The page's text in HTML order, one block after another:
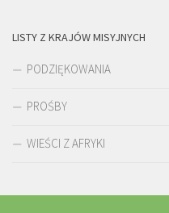
LISTY Z KRAJÓW MISYJNYCH
PODZIĘKOWANIA
PROŚBY
WIEŚCI Z AFRYKI